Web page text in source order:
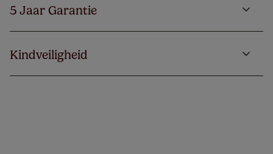
5 Jaar Garantie
Kindveiligheid